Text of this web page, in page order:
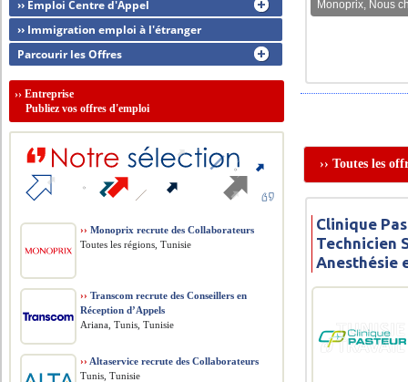
Monoprix, Nous
›› Toutes les
Clinique
Technicien
Anesthésie
›› Emploi Centre d'Appel
›› Immigration emploi à l'étranger
Parcourir les Offres
››Entreprise
Publiez vos offres d'emploi
›› Monoprix recrute des Collaborateurs
Toutes les régions, Tunisie
›› Transcom recrute des Conseillers en
Réception d’Appels
Ariana, Tunis, Tunisie
›› Altaservice recrute des Collaborateurs
Tunis, Tunisie